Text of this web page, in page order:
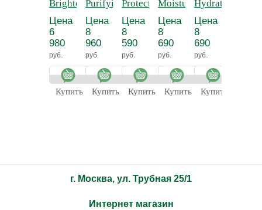
Brightening
Foaming
Cleanser -
Ультра
отбеливающая
пенка для
умывания
Цена
6
980
руб.
Купить
Purifying
Mask -
Ультра
очищающая
маска
Цена
8
960
руб.
Купить
Protective
Daily
Moisturiser
SPF 30
Mattifying -
Защитный
увлажняющий
матирующий
крем SPF30
Цена
8
590
руб.
Купить
Moisturiser
Cream 75 мл. -
Ультра
увлажняющий
крем с
церамидами
Цена
8
690
руб.
Купить
Hydrating
Lotion 75 мл. -
Ультра
увлажняющий
лосьон
Цена
8
690
руб.
Купить
г. Москва, ул. Трубная 25/1
Интернет магазин